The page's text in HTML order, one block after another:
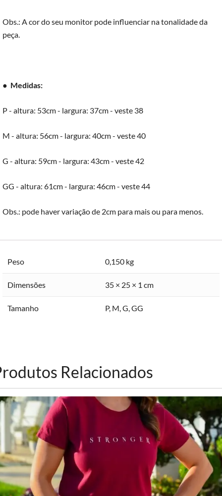
Obs.: A cor do seu monitor pode influenciar na tonalidade da
peça.
● Medidas:
P - altura: 53cm - largura: 37cm - veste 38
M - altura: 56cm - largura: 40cm - veste 40
G - altura: 59cm - largura: 43cm - veste 42
GG - altura: 61cm - largura: 46cm - veste 44
Obs.: pode haver variação de 2cm para mais ou para menos.
Peso 0,150 kg
Dimensões 35 × 25 × 1 cm
Tamanho P, M G GG
Relacionados